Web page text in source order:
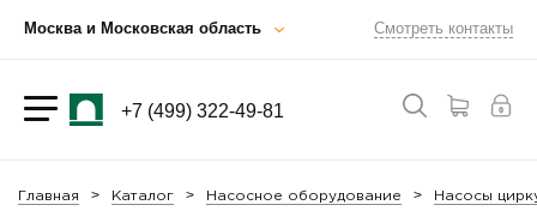
Москва и Московская область Смотреть контакты
+7 (499) 322-49-81
Главная Каталог Насосное оборудование Насосы